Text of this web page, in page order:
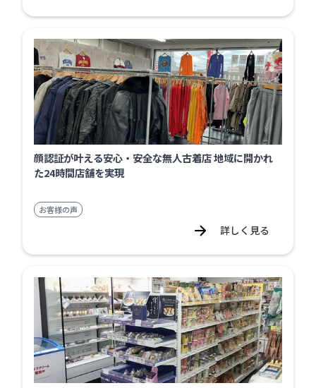
顔認証が叶える安心・安全な無人古着店 地域に開かれ
た24時間店舗を実現
お客様の声
詳しく見る